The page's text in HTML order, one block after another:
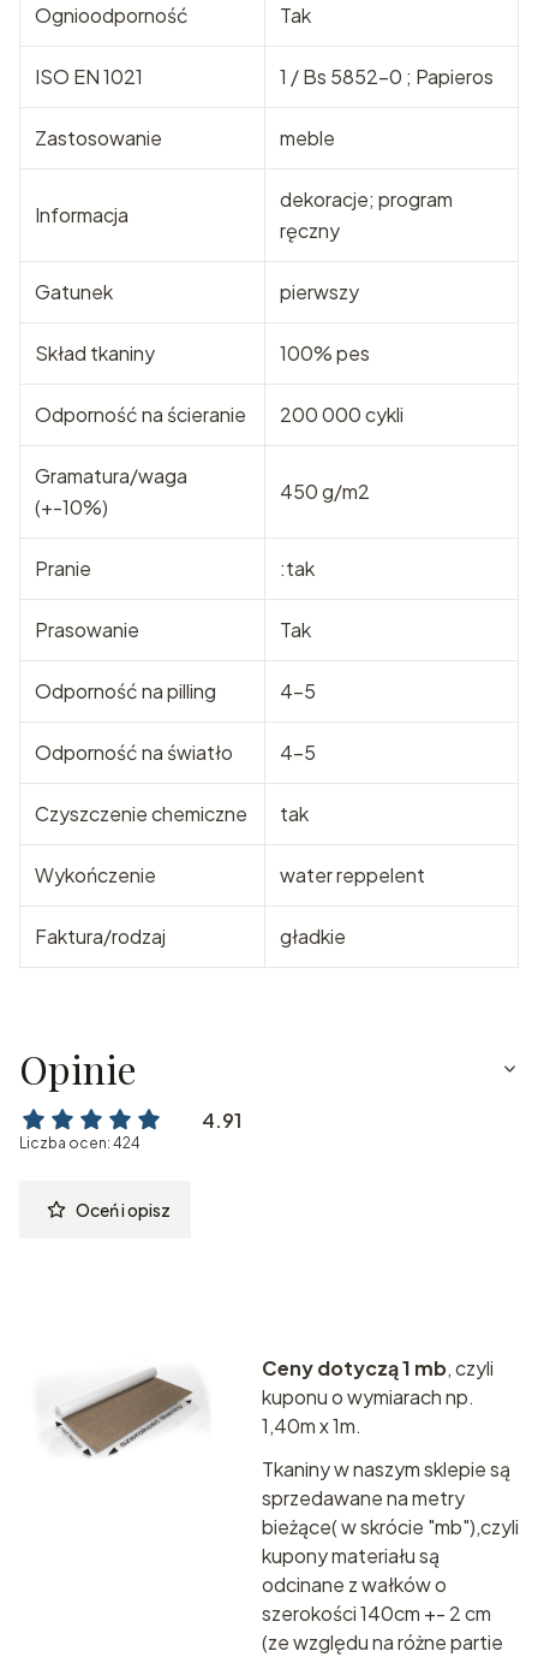
Ognioodporność Tak
ISO EN 1021 1 / Bs 5852-0 ; Papieros
Zastosowanie meble
Informacja
dekoracje; program
ręczny
Gatunek pierwszy
Skład tkaniny 100% pes
Odporność na ścieranie 200 000 cykli
Gramatura/waga
(+-10%)
450 g/m2
Pranie :tak
Prasowanie Tak
Odporność na pilling 4-5
Odporność na światło 4-5
Czyszczenie chemiczne tak
Wykończenie water reppelent
Faktura/rodzaj gładkie
Opinie
4.91
Liczba ocen: 424
Oceń i opisz
Ceny dotyczą 1 mb, czyli
kuponu o wymiarach np.
1,40m x 1m.
Tkaniny w naszym sklepie są
sprzedawane na metry
bieżące( w skrócie "mb"),czyli
kupony materiału są
odcinane z wałków o
szerokości 140cm +- 2 cm
(ze względu na różne partie